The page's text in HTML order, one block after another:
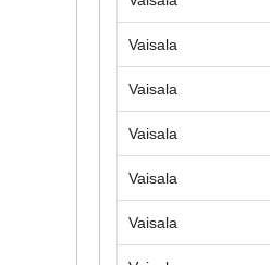
Vaisala
Vaisala
Vaisala
Vaisala
Vaisala